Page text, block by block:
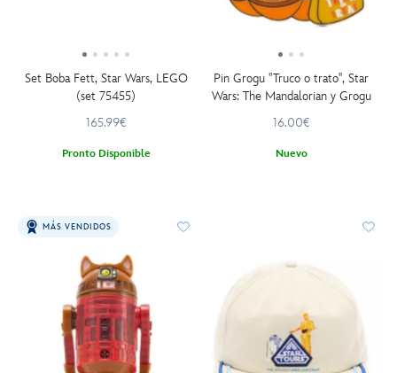
Set Boba Fett, Star Wars, LEGO
(set 75455)
165.99€
Pronto Disponible
Pin Grogu ''Truco o trato'', Star
Wars: The Mandalorian y Grogu
16.00€
Nuevo
MÁS VENDIDOS